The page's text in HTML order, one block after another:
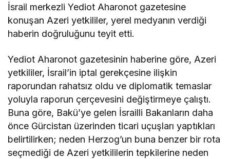
İsrail merkezli Yediot Aharonot gazetesine
konuşan Azeri yetkililer, yerel medyanın verdiği
haberin doğruluğunu teyit etti.
Yediot Aharonot gazetesinin haberine göre, Azeri
yetkililer, İsrail’in iptal gerekçesine ilişkin
raporundan rahatsız oldu ve diplomatik temaslar
yoluyla raporun çerçevesini değiştirmeye çalıştı.
Buna göre, Bakü’ye gelen İsrailli Bakanların daha
önce Gürcistan üzerinden ticari uçuşları yaptıkları
belirtilirken; neden Herzog’un buna benzer bir rota
seçmediği de Azeri yetkililerin tepkilerine neden